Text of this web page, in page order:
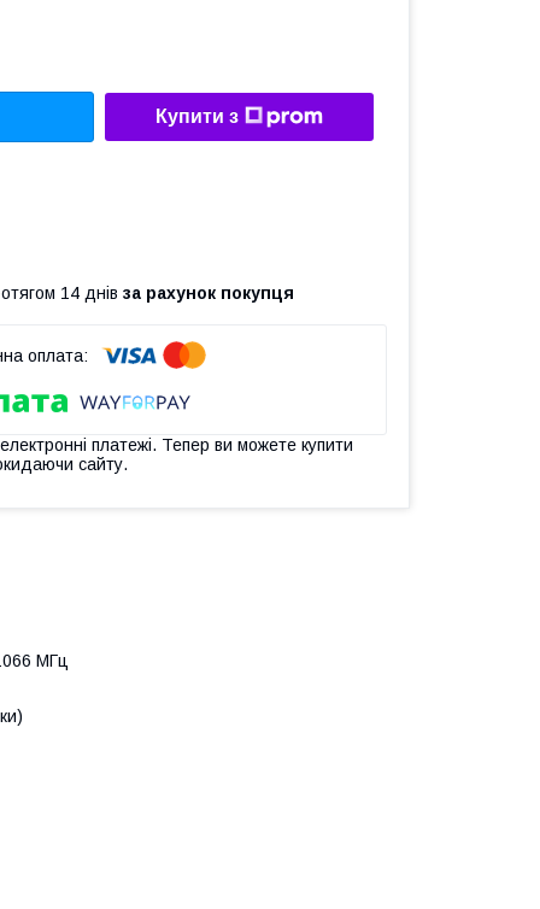
Купити з
14 днів за рахунок покупця
платежі. Тепер ви можете купити
сайту.
МГц